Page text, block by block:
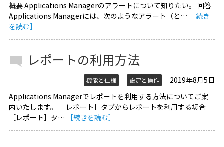
概要 Applications Managerのアラートについて知りたい。 回答
Applications Managerには、次のようなアラート（と…
［続き
を読む］
レポートの利用方法
機能と仕様 設定と操作
2019年8月5日
Applications Managerでレポートを利用する方法についてご案
内いたします。 ［レポート］タブからレポートを利用する場合
［レポート］タ…
［続きを読む］